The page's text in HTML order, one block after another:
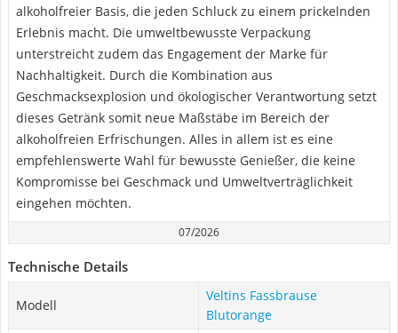
alkoholfreier Basis, die jeden Schluck zu einem prickelnden
Erlebnis macht. Die umweltbewusste Verpackung
unterstreicht zudem das Engagement der Marke für
Nachhaltigkeit. Durch die Kombination aus
Geschmacksexplosion und ökologischer Verantwortung setzt
dieses Getränk somit neue Maßstäbe im Bereich der
alkoholfreien Erfrischungen. Alles in allem ist es eine
empfehlenswerte Wahl für bewusste Genießer, die keine
Kompromisse bei Geschmack und Umweltverträglichkeit
eingehen möchten.
07/2026
Technische Details
Modell
Veltins Fassbrause
Blutorange